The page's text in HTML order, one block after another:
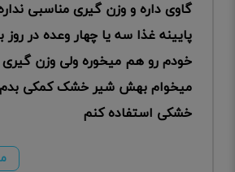
گاوی داره و وزن گیری مناسبی
پایینه غذا سه یا چهار وعده در
خودم رو هم میخوره ولی وزن گیری
میخوام بهش شیر خشک کمکی بدم
خشکی استفاده کنم